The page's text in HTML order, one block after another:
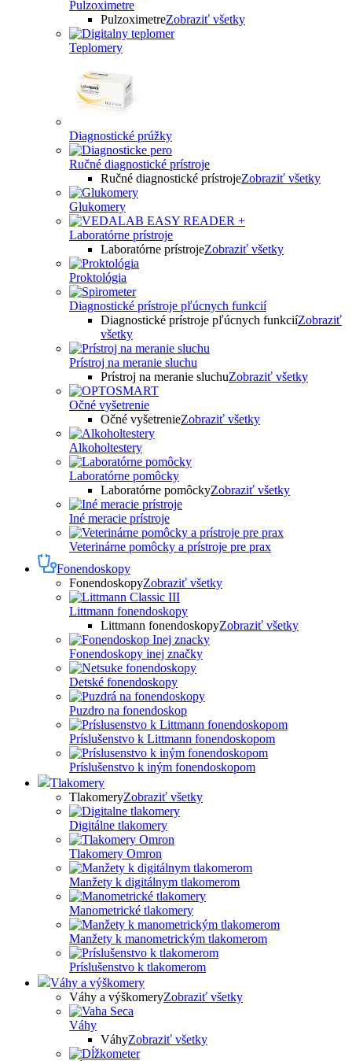
Pulzoximetre
PulzoximetreZobraziť všetky
Teplomery
Diagnostické prúžky
Ručné diagnostické prístroje
Ručné diagnostické prístrojeZobraziť všetky
Glukomery
Laboratórne prístroje
Laboratórne prístrojeZobraziť všetky
Proktológia
Diagnostické prístroje pľúcnych funkcií
Diagnostické prístroje pľúcnych funkciíZobraziť
všetky
Prístroj na meranie sluchu
Prístroj na meranie sluchuZobraziť všetky
Očné vyšetrenie
Očné vyšetrenieZobraziť všetky
Alkoholtestery
Laboratórne pomôcky
Laboratórne pomôckyZobraziť všetky
Iné meracie prístroje
Veterinárne pomôcky a prístroje pre prax
Fonendoskopy
FonendoskopyZobraziť všetky
Littmann fonendoskopy
Littmann fonendoskopyZobraziť všetky
Fonendoskopy inej značky
Detské fonendoskopy
Puzdro na fonendoskop
Príslušenstvo k Littmann fonendoskopom
Príslušenstvo k iným fonendoskopom
Tlakomery
TlakomeryZobraziť všetky
Digitálne tlakomery
Tlakomery Omron
Manžety k digitálnym tlakomerom
Manometrické tlakomery
Manžety k manometrickým tlakomerom
Príslušenstvo k tlakomerom
Váhy a výškomery
Váhy a výškomeryZobraziť všetky
Váhy
VáhyZobraziť všetky